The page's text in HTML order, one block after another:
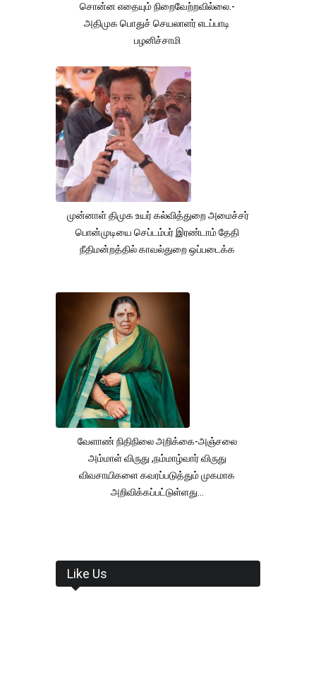
சொன்ன எதையும் நிறைவேற்றவில்லை.-
அதிமுக பொதுச் செயலாளர் எடப்பாடி
பழனிச்சாமி
முன்னாள் திமுக உயர் கல்வித்துறை அமைச்சர்
பொன்முடியை செப்டம்பர் இரண்டாம் தேதி
நீதிமன்றத்தில் காவல்துறை ஒப்படைக்க
வேளாண் நிதிநிலை அறிக்கை-அஞ்சலை
அம்மாள் விருது ,நம்மாழ்வார் விருது
விவசாயிகளை கவரப்படுத்தும் முகமாக
அறிவிக்கப்பட்டுள்ளது...
Like Us